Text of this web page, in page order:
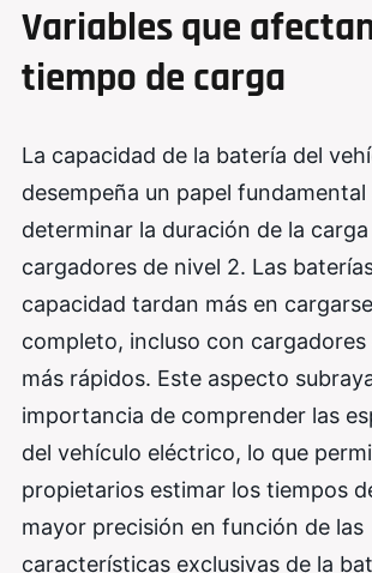
Variables que
tiempo de carga
La capacidad de la batería del
desempeña un papel fundamental
determinar la duración de la
cargadores de nivel 2. Las
capacidad tardan más en
completo, incluso con cargadores
más rápidos. Este aspecto
importancia de comprender las
del vehículo eléctrico, lo que
propietarios estimar los tiempos
mayor precisión en función de las
características exclusivas de la